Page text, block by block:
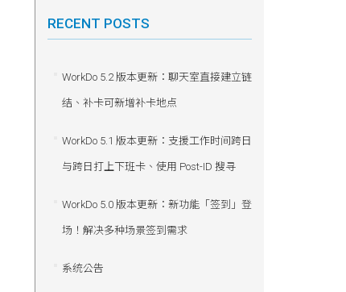
RECENT POSTS
WorkDo 5.2 版本更新：聊天室直接建立链
结、补卡可新增补卡地点
WorkDo 5.1 版本更新：支援工作时间跨日
与跨日打上下班卡、使用 Post-ID 搜寻
WorkDo 5.0 版本更新：新功能「签到」登
场！解决多种场景签到需求
系统公告